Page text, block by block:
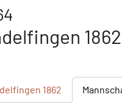
1862
1862